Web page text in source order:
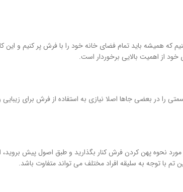
همیشه باید تمام فضای خانه خود را با فرش پر کنیم و این
از اهمیت بالایی برخوردار است.
را در بعضی جاها اصلا نیازی به استفاده از فرش برای
نحوه پهن کردن فرش کنار بگذارید و طبق اصول پیش بروید،
تم با توجه به سلیقه افراد مختلف می تواند متفاوت باشد.